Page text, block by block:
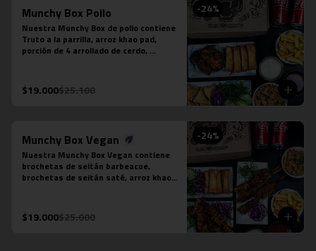
-24%
Munchy Box Pollo
Nuestra Munchy Box de pollo contiene
Truto a la parrilla, arroz khao pad,
porción de 4 arrollado de cerdo,
lata a tu elección.
$19.000$25.100
-24%
Munchy Box Vegan
Nuestra Munchy Box Vegan contiene
brochetas de seitán barbeacue,
brochetas de seitán saté, arroz khao
bebidas en lata a tu elección.
$19.000$25.000